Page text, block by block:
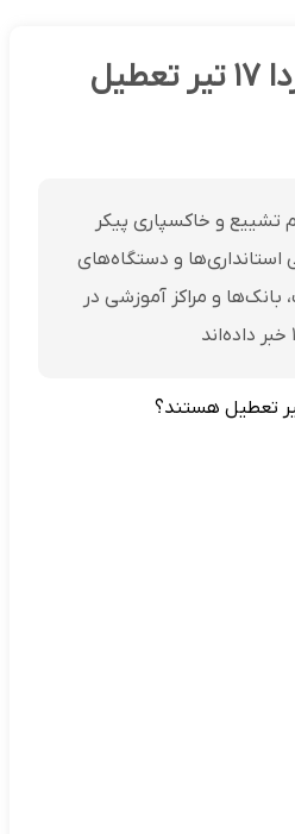
کدام شهرها فردا ۱۷ تیر تعطیل
تشییع و خاکسپاری پیکر
استانداری‌ها و دستگاه‌های
بانک‌ها و مراکز آموزشی در